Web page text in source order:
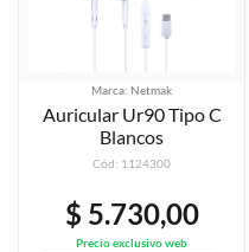
Marca: Netmak
Auricular Ur90 Tipo C
Blancos
Cód: 1124300
$ 5.730,00
Precio exclusivo web